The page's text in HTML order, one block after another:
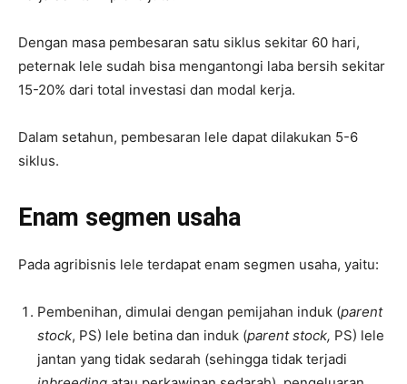
Dengan masa pembesaran satu siklus sekitar 60 hari,
peternak lele sudah bisa mengantongi laba bersih sekitar
15-20% dari total investasi dan modal kerja.
Dalam setahun, pembesaran lele dapat dilakukan 5-6
siklus.
Enam segmen usaha
Pada agribisnis lele terdapat enam segmen usaha, yaitu:
Pembenihan, dimulai dengan pemijahan induk (parent
stock, PS) lele betina dan induk (parent stock, PS) lele
jantan yang tidak sedarah (sehingga tidak terjadi